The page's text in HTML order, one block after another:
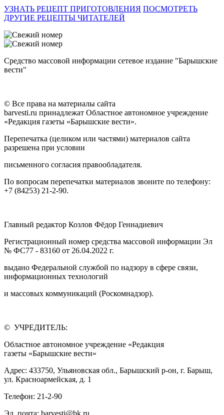
УЗНАТЬ РЕЦЕПТ ПРИГОТОВЛЕНИЯ ПОСМОТРЕТЬ
ДРУГИЕ РЕЦЕПТЫ ЧИТАТЕЛЕЙ
Средство массовой информации сетевое издание "Барышские
вести"
© Все права на материалы сайта
barvesti.ru принадлежат Областное автономное учреждение
«Редакция газеты «Барышские вести».
Перепечатка (целиком или частями) материалов сайта
разрешена при условии
письменного согласия правообладателя.
По вопросам перепечатки материалов звоните по телефону:
+7 (84253) 21-2-90.
Главный редактор Козлов Фёдор Геннадиевич
Регистрационный номер средства массовой информации Эл
№ ФС77 - 83160 от 26.04.2022 г.
выдано Федеральной службой по надзору в сфере связи,
информационных технологий
и массовых коммуникаций (Роскомнадзор).
© УЧРЕДИТЕЛЬ:
Областное автономное учреждение «Редакция
газеты «Барышские вести»
Адрес: 433750, Ульяновская обл., Барышский р-он, г. Барыш,
ул. Красноармейская, д. 1
Телефон: 21-2-90
Эл. почта: barvesti@bk.ru